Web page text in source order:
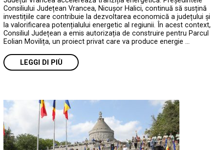
Consiliului Județean Vrancea, Nicușor Halici, continuă să susțină
investițiile care contribuie la dezvoltarea economică a județului și
la valorificarea potențialului energetic al regiunii. În acest context,
Consiliul Județean a emis autorizația de construire pentru Parcul
Eolian Movilița, un proiect privat care va produce energie …
LEGGI DI PIÙ